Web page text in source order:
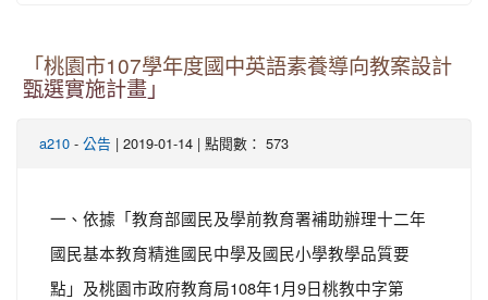
「桃園市107學年度國中英語素養導向教案設計
甄選實施計畫」
a210 - 公告 | 2019-01-14 | 點閱數： 573
一、依據「教育部國民及學前教育署補助辦理十二年
國民基本教育精進國民中學及國民小學教學品質要
點」及桃園市政府教育局108年1月9日桃教中字第